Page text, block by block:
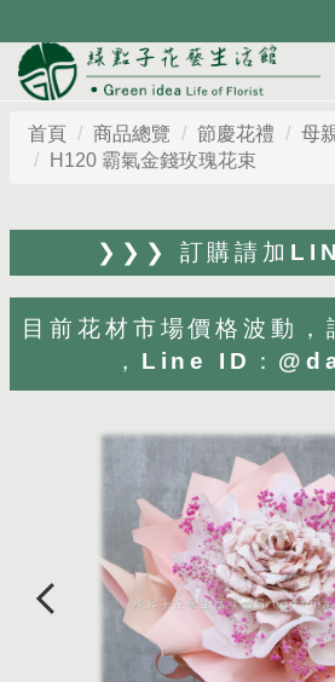
首頁 商品總覽 節慶花禮
母
H120 霸氣金錢玫瑰花束
❯❯❯ 訂購請加
目前花材市場價格波動，
，Line ID：